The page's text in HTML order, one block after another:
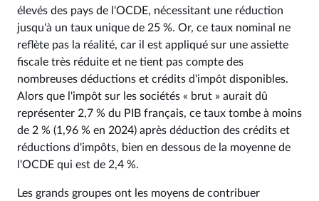
élevés des pays de l'OCDE, nécessitant une réduction
jusqu'à un taux unique de 25 %. Or, ce taux nominal ne
reflète pas la réalité, car il est appliqué sur une assiette
fiscale très réduite et ne tient pas compte des
nombreuses déductions et crédits d'impôt disponibles.
Alors que l'impôt sur les sociétés « brut » aurait dû
représenter 2,7 % du PIB français, ce taux tombe à moins
de 2 % (1,96 % en 2024) après déduction des crédits et
réductions d'impôts, bien en dessous de la moyenne de
l'OCDE qui est de 2,4 %.
Les grands groupes ont les moyens de contribuer